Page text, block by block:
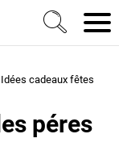
rénovation &
Idées cadeaux fêtes
péres